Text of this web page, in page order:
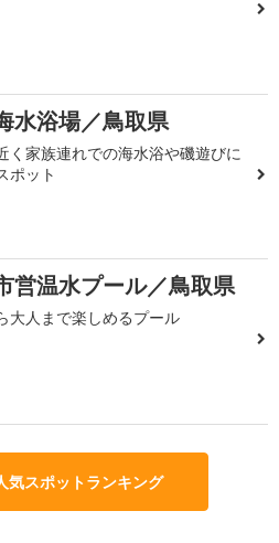
水浴場／鳥取県
く家族連れでの海水浴や磯遊びに
ポット
営温水プール／鳥取県
大人まで楽しめるプール
気スポットランキング